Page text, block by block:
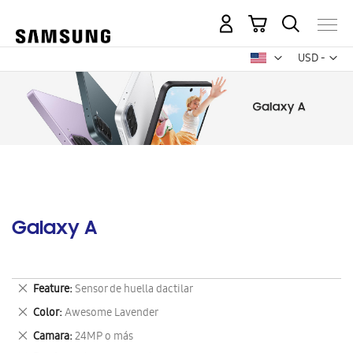
USD -
dólar
Mi carrito
Galaxy A
Feature Sensor de huella dactilar
Eliminar
este
artículo
Color Awesome Lavender
Eliminar
este
artículo
Camara 24MP o más
Eliminar